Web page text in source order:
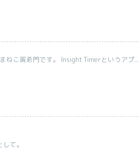
ねこ寅ゑ門です。 Insight Timerというアプ...
て。